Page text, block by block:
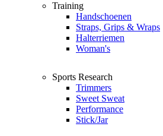
Training
Handschoenen
Straps, Grips & Wraps
Halterriemen
Woman's
Sports Research
Trimmers
Sweet Sweat
Performance
Stick/Jar